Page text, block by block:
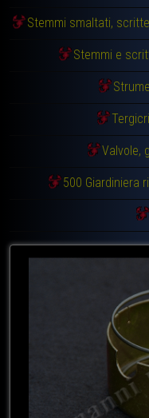
Stemmi smaltati,
Stemmi e
Valvole,
500 Giardiniera